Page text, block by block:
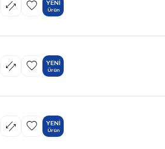
YENI
Ürün
YENI
Ürün
YENI
Ürün